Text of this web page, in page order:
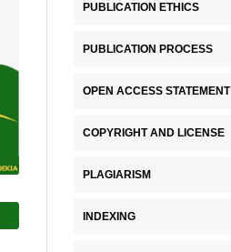
PUBLICATION ETHICS
PUBLICATION PROCESS
OPEN ACCESS STATEMENT
COPYRIGHT AND LICENSE
PLAGIARISM
INDEXING